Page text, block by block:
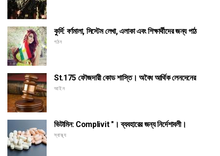
কুর্দি: বর্ণমালা, সিস্টেম লেখা, এলাকা এবং শিক্ষার্থীদের জন্য পাঠ
গঠন
St.175 ফৌজদারী কোড শাস্তি। অবৈধ আর্থিক লেনদেনের
আইন
ভিটামিন: Complivit "। ব্যবহারের জন্য নির্দেশাবলী।
স্বাস্থ্য